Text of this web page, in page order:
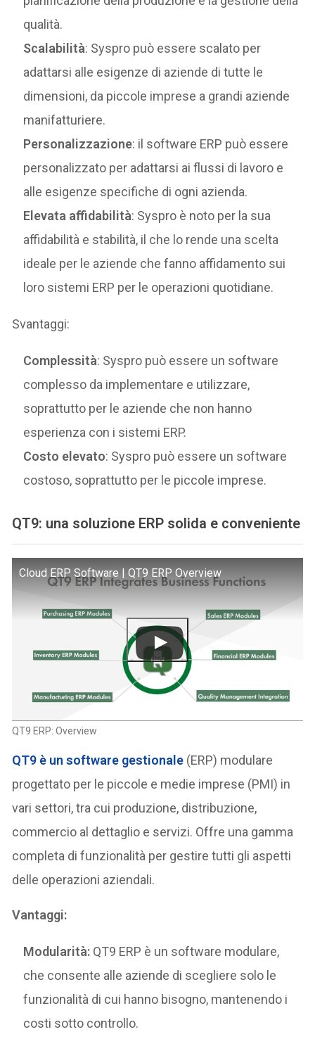
qualità.
Scalabilità: Syspro può essere scalato per
adattarsi alle esigenze di aziende di tutte le
dimensioni, da piccole imprese a grandi aziende
manifatturiere.
Personalizzazione: il software ERP può essere
personalizzato per adattarsi ai flussi di lavoro e
alle esigenze specifiche di ogni azienda.
Elevata affidabilità: Syspro è noto per la sua
affidabilità e stabilità, il che lo rende una scelta
ideale per le aziende che fanno affidamento sui
loro sistemi ERP per le operazioni quotidiane.
Svantaggi:
Complessità: Syspro può essere un software
complesso da implementare e utilizzare,
soprattutto per le aziende che non hanno
esperienza con i sistemi ERP.
Costo elevato: Syspro può essere un software
costoso, soprattutto per le piccole imprese.
QT9: una soluzione ERP solida e conveniente
Cloud ERP Software | QT9 ERP Overview
QT9 ERP: Overview
QT9 è un software gestionale (ERP) modulare
progettato per le piccole e medie imprese (PMI) in
vari settori, tra cui produzione, distribuzione,
commercio al dettaglio e servizi. Offre una gamma
completa di funzionalità per gestire tutti gli aspetti
delle operazioni aziendali.
Vantaggi:
Modularità: QT9 ERP è un software modulare,
che consente alle aziende di scegliere solo le
funzionalità di cui hanno bisogno, mantenendo i
costi sotto controllo.